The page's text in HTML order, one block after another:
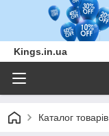
Kings.in.ua
Каталог товарів